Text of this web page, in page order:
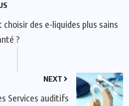
choisir des e-liquides plus sains
?
NEXT
Services auditifs